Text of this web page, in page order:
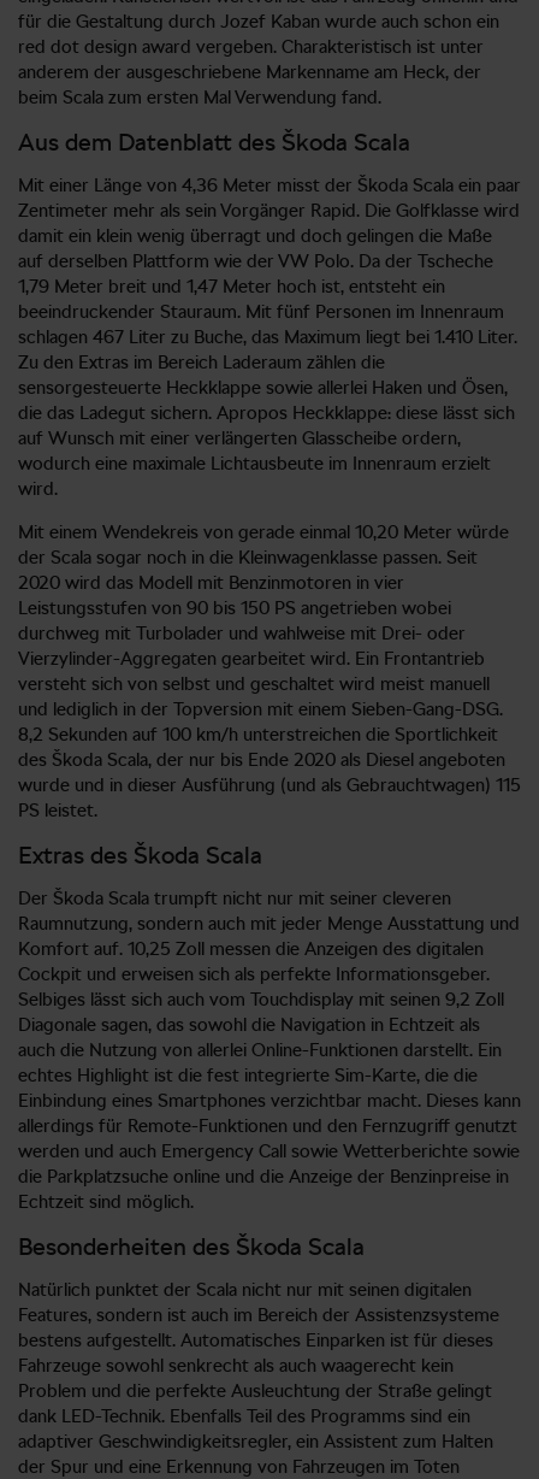
für die Gestaltung durch Jozef Kaban wurde auch schon ein
red dot design award vergeben. Charakteristisch ist unter
anderem der ausgeschriebene Markenname am Heck, der
beim Scala zum ersten Mal Verwendung fand.
Aus dem Datenblatt des Škoda Scala
Mit einer Länge von 4,36 Meter misst der Škoda Scala ein paar
Zentimeter mehr als sein Vorgänger Rapid. Die Golfklasse wird
damit ein klein wenig überragt und doch gelingen die Maße
auf derselben Plattform wie der VW Polo. Da der Tscheche
1,79 Meter breit und 1,47 Meter hoch ist, entsteht ein
beeindruckender Stauraum. Mit fünf Personen im Innenraum
schlagen 467 Liter zu Buche, das Maximum liegt bei 1.410 Liter.
Zu den Extras im Bereich Laderaum zählen die
sensorgesteuerte Heckklappe sowie allerlei Haken und Ösen,
die das Ladegut sichern. Apropos Heckklappe: diese lässt sich
auf Wunsch mit einer verlängerten Glasscheibe ordern,
wodurch eine maximale Lichtausbeute im Innenraum erzielt
wird.
Mit einem Wendekreis von gerade einmal 10,20 Meter würde
der Scala sogar noch in die Kleinwagenklasse passen. Seit
2020 wird das Modell mit Benzinmotoren in vier
Leistungsstufen von 90 bis 150 PS angetrieben wobei
durchweg mit Turbolader und wahlweise mit Drei- oder
Vierzylinder-Aggregaten gearbeitet wird. Ein Frontantrieb
versteht sich von selbst und geschaltet wird meist manuell
und lediglich in der Topversion mit einem Sieben-Gang-DSG.
8,2 Sekunden auf 100 km/h unterstreichen die Sportlichkeit
des Škoda Scala, der nur bis Ende 2020 als Diesel angeboten
wurde und in dieser Ausführung (und als Gebrauchtwagen) 115
PS leistet.
Extras des Škoda Scala
Der Škoda Scala trumpft nicht nur mit seiner cleveren
Raumnutzung, sondern auch mit jeder Menge Ausstattung und
Komfort auf. 10,25 Zoll messen die Anzeigen des digitalen
Cockpit und erweisen sich als perfekte Informationsgeber.
Selbiges lässt sich auch vom Touchdisplay mit seinen 9,2 Zoll
Diagonale sagen, das sowohl die Navigation in Echtzeit als
auch die Nutzung von allerlei Online-Funktionen darstellt. Ein
echtes Highlight ist die fest integrierte Sim-Karte, die die
Einbindung eines Smartphones verzichtbar macht. Dieses kann
allerdings für Remote-Funktionen und den Fernzugriff genutzt
werden und auch Emergency Call sowie Wetterberichte sowie
die Parkplatzsuche online und die Anzeige der Benzinpreise in
Echtzeit sind möglich.
Besonderheiten des Škoda Scala
Natürlich punktet der Scala nicht nur mit seinen digitalen
Features, sondern ist auch im Bereich der Assistenzsysteme
bestens aufgestellt. Automatisches Einparken ist für dieses
Fahrzeuge sowohl senkrecht als auch waagerecht kein
Problem und die perfekte Ausleuchtung der Straße gelingt
dank LED-Technik. Ebenfalls Teil des Programms sind ein
adaptiver Geschwindigkeitsregler, ein Assistent zum Halten
der Spur und eine Erkennung von Fahrzeugen im Toten